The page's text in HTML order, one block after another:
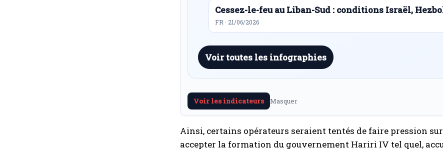
Cessez-le-feu au Liban-Sud : conditions Israël,
FR · 21/06/2026
Voir toutes les infographies
Voir les indicateurs Masquer
Ainsi, certains opérateurs seraient tentés de faire pression
accepter la formation du gouvernement Hariri IV tel quel,